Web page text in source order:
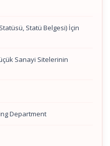
Statü Belgesi) İçin
Sanayi Sitelerinin
Department